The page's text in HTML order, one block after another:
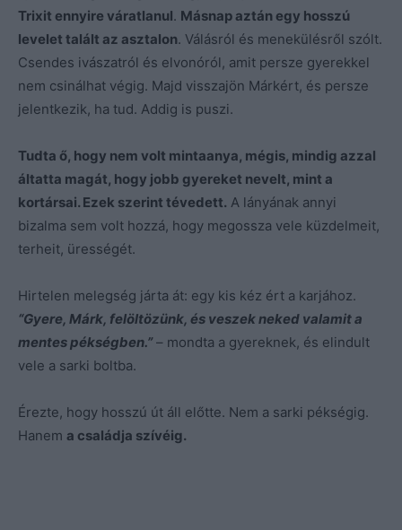
Trixit ennyire váratlanul. Másnap aztán egy hosszú
levelet talált az asztalon. Válásról és menekülésről szólt.
Csendes ivászatról és elvonóról, amit persze gyerekkel
nem csinálhat végig. Majd visszajön Márkért, és persze
jelentkezik, ha tud. Addig is puszi.
Tudta ő, hogy nem volt mintaanya, mégis, mindig azzal
áltatta magát, hogy jobb gyereket nevelt, mint a
kortársai. Ezek szerint tévedett. A lányának annyi
bizalma sem volt hozzá, hogy megossza vele küzdelmeit,
terheit, ürességét.
Hirtelen melegség járta át: egy kis kéz ért a karjához.
“Gyere, Márk, felöltözünk, és veszek neked valamit a
mentes pékségben.”– mondta a gyereknek, és elindult
vele a sarki boltba.
Érezte, hogy hosszú út áll előtte. Nem a sarki pékségig.
Hanem a családja szívéig.